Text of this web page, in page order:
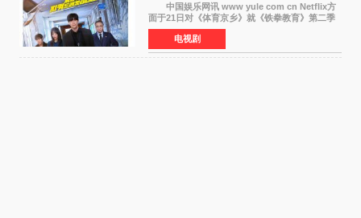
中国娱乐网讯 www yule com cn Netflix方
面于21日对《体育京乡》就《铁拳教育》第二季
制作传闻划清界限，表示尚无定论。然而，业界
却有传闻称已就《铁拳教育》第二季的制作展开
了讨论——《
电视剧